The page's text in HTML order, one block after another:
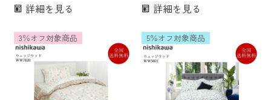
シングルロング 日本製 国産
白 ブルー 青 洗える 寝具 高級
寝具
詳細を見る
ブルー グレー おしゃれ かわい
ストロベリー 花柄 洗える
詳細を見る
3％オフ対象商品 5％オフ対象商品